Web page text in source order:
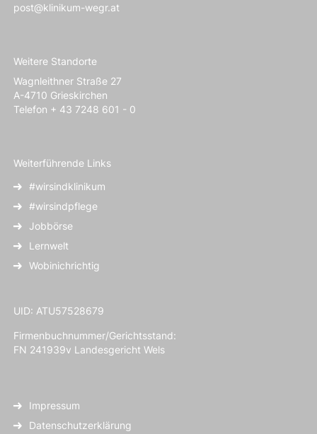
post@klinikum-wegr.at
Weitere Standorte
Wagnleithner Straße 27
A-4710 Grieskirchen
Telefon + 43 7248 601 - 0
Weiterführende Links
#wirsindklinikum
#wirsindpflege
Jobbörse
Lernwelt
Wobinichrichtig
UID: ATU57528679
Firmenbuchnummer/Gerichtsstand:
FN 241939v Landesgericht Wels
Impressum
Datenschutzerklärung